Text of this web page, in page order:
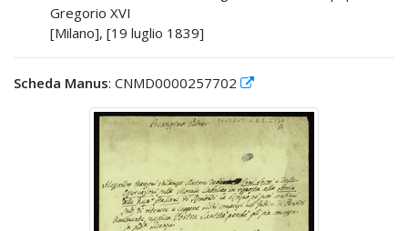
Gregorio XVI
[Milano], [19 luglio 1839]
Scheda Manus: CNMD0000257702